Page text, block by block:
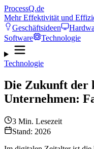
ProcessQ.de
Mehr Effektivität und
Geschäftsideen
Software
Technologie
Technologie
Die Zukunft der
Unternehmen:
3 Min. Lesezeit
Stand: 2026